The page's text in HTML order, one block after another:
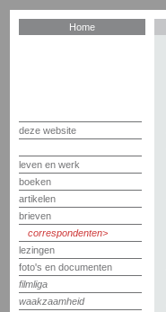
Home
deze website
leven en werk
boeken
artikelen
brieven
correspondenten
lezingen
foto's en documenten
filmliga
waakzaamheid